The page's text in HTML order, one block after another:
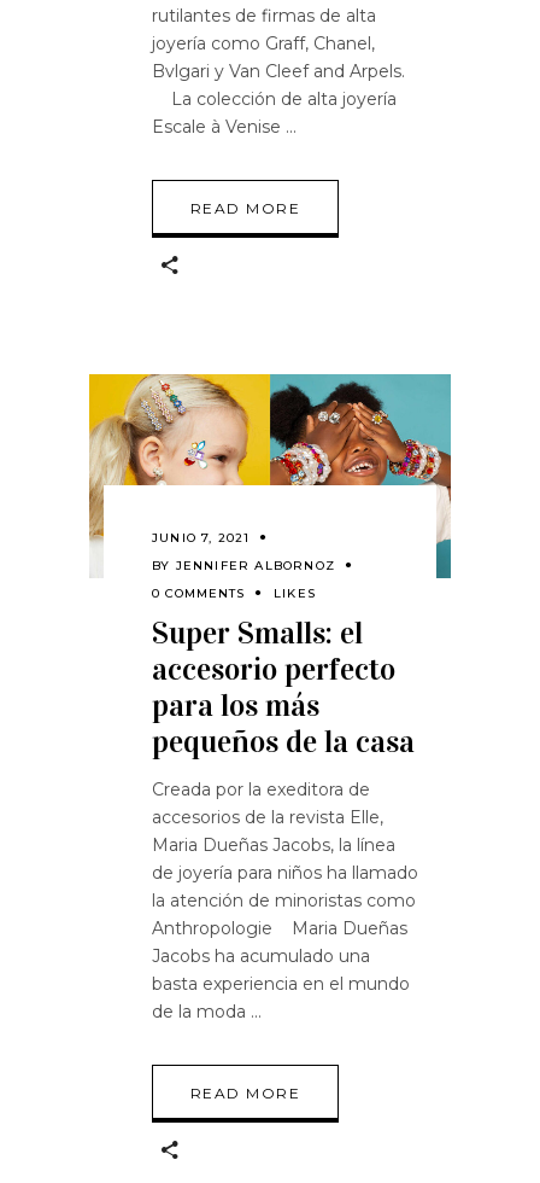
rutilantes de firmas de alta
joyería como Graff, Chanel,
Bvlgari y Van Cleef and Arpels.
La colección de alta joyería
Escale à Venise
READ MORE
JUNIO 7, 2021
BY JENNIFER ALBORNOZ
0 COMMENTS
LIKES
Super Smalls: el
accesorio perfecto
para los más
pequeños de la casa
Creada por la exeditora de
accesorios de la revista Elle,
Maria Dueñas Jacobs, la línea
de joyería para niños ha llamado
la atención de minoristas como
Anthropologie Maria Dueñas
Jacobs ha acumulado una
basta experiencia en el mundo
de la moda
READ MORE